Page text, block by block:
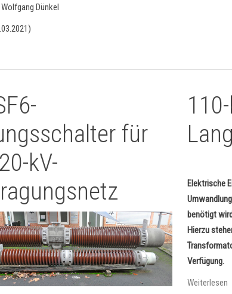
Dünkel
für
kV-
Elektrische
benötigt
Hierzu
Verfügung.
Weiterlesen